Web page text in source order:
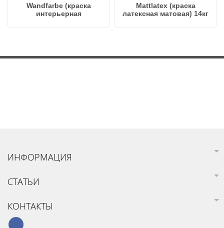
Wandfarbe (краска
интерьерная
Mattlatex (краска
латексная матовая) 14кг
ИНФОРМАЦИЯ
СТАТЬИ
КОНТАКТЫ